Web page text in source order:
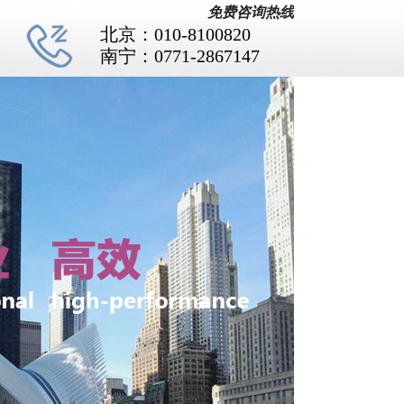
免费咨询热线
北京：010-8100820
南宁：0771-2867147